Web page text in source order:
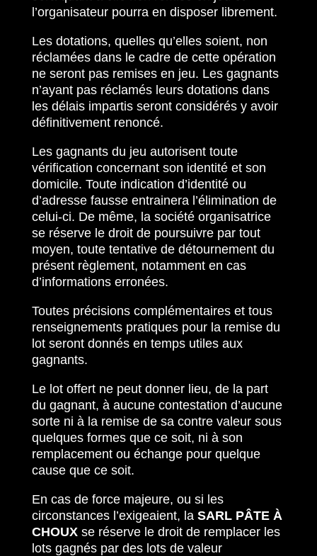
l’organisateur pourra en disposer librement.
Les dotations, quelles qu’elles soient, non
réclamées dans le cadre de cette opération
ne seront pas remises en jeu. Les gagnants
n’ayant pas réclamés leurs dotations dans
les délais impartis seront considérés y avoir
définitivement renoncé.
Les gagnants du jeu autorisent toute
vérification concernant son identité et son
domicile. Toute indication d’identité ou
d’adresse fausse entrainera l’élimination de
celui-ci. De même, la société organisatrice
se réserve le droit de poursuivre par tout
moyen, toute tentative de détournement du
présent règlement, notamment en cas
d’informations erronées.
Toutes précisions complémentaires et tous
renseignements pratiques pour la remise du
lot seront donnés en temps utiles aux
gagnants.
Le lot offert ne peut donner lieu, de la part
du gagnant, à aucune contestation d’aucune
sorte ni à la remise de sa contre valeur sous
quelques formes que ce soit, ni à son
remplacement ou échange pour quelque
cause que ce soit.
En cas de force majeure, ou si les
circonstances l’exigeaient, la SARL PÂTE À
CHOUX se réserve le droit de remplacer les
lots gagnés par des lots de valeur